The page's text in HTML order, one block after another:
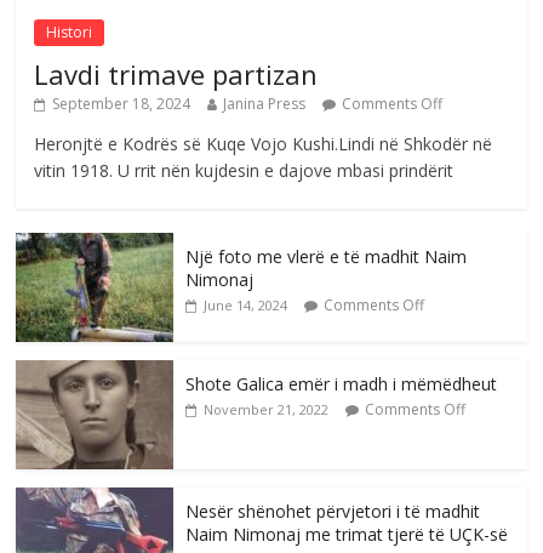
Histori
Lavdi trimave partizan
September 18, 2024 Janina Press Comments Off
Heronjtë e Kodrës së Kuqe Vojo Kushi.Lindi në Shkodër në
vitin 1918. U rrit nën kujdesin e dajove mbasi prindërit
Një foto me vlerë e të madhit Naim
Nimonaj
June 14, 2024 Comments Off
Shote Galica emër i madh i mëmëdheut
November 21, 2022 Comments Off
Nesër shënohet përvjetori i të madhit
Naim Nimonaj me trimat tjerë të UÇK-së